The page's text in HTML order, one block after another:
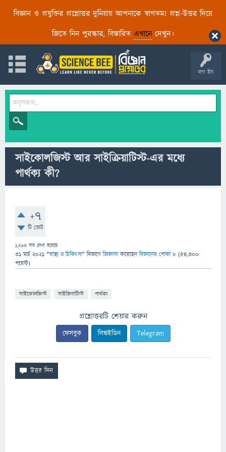
বিজ্ঞান ও প্রযুক্তির প্রশ্নোত্তর দুনিয়ায় আপনাকে স্বাগতম! প্রশ্ন-উত্তর দিয়ে
জিতে নিন পুরস্কার, বিস্তারিত এখানেদেখুন।
লগ ইন
সাইকোলজিস্ট আর সাইক্রিয়াটিস্ট-এর মধ্যে
পার্থক্য কী?
+7
টি ভোট
1,263 বার দেখা হয়েছে
31 মার্চ 2021 "স্বাস্থ্য ও চিকিৎসা" বিভাগে জিজ্ঞাসাকরেছেনবিজ্ঞানের পোকা ৮ (54,300
পয়েন্ট)
সাইকোলজিস্ট সাইক্রিয়াটিস্ট পার্থক্য
প্রশ্নোত্তরটি শেয়ার করুন
ফেসবুক লিঙ্কইডিন Telegram